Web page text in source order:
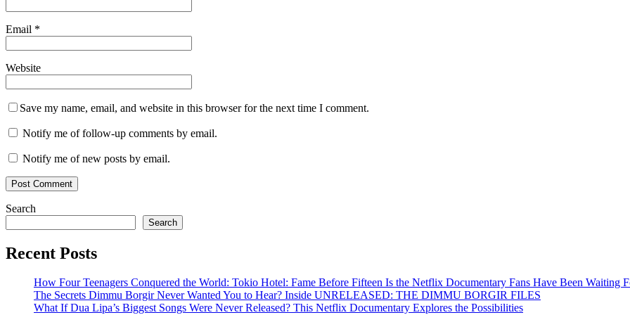
Email *
Website
Save my name, email, and website in this browser for the next time I comment.
Notify me of follow-up comments by email.
Notify me of new posts by email.
Search
Search
Recent Posts
How Four Teenagers Conquered the World: Tokio Hotel: Fame Before Fifteen Is the Netflix Documentary Fans Have Been Waiting
The Secrets Dimmu Borgir Never Wanted You to Hear? Inside UNRELEASED: THE DIMMU BORGIR FILES
What If Dua Lipa’s Biggest Songs Were Never Released? This Netflix Documentary Explores the Possibilities